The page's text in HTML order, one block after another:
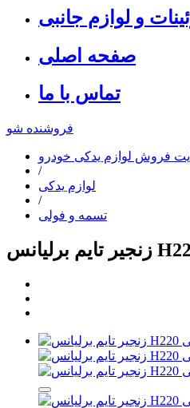
و لوازم جانبی
صفحه اصلی
تماس با ما
فروشنده شو
فروش لوازم یدکی خودرو
/
لوازم یدکی
/
تسمه و فولی